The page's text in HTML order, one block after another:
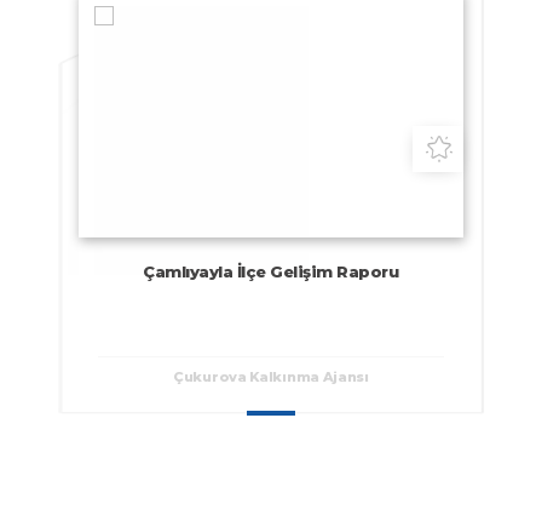
Çamlıyayla İlçe Gelişim Raporu
Çukurova Kalkınma Ajansı